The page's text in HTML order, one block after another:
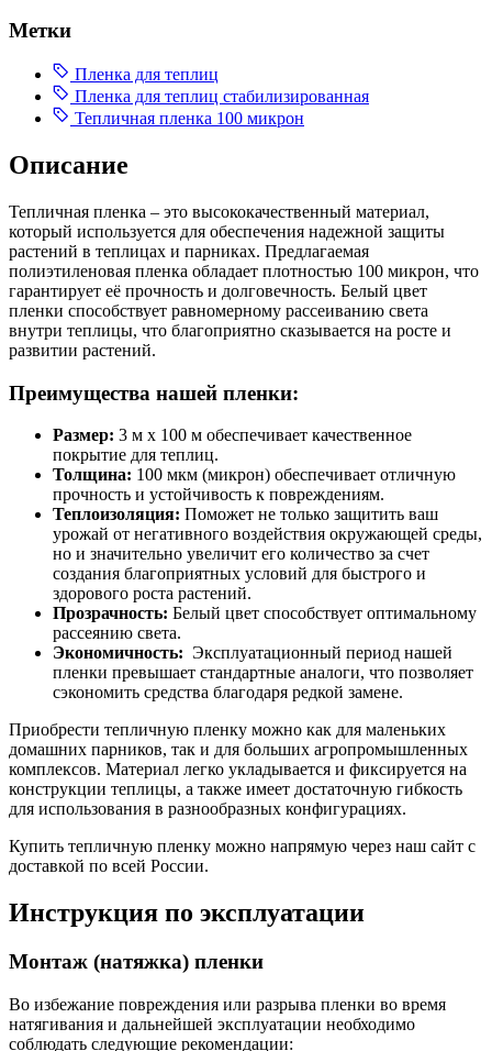
Метки
Пленка для теплиц
Пленка для теплиц стабилизированная
Тепличная пленка 100 микрон
Описание
Тепличная пленка – это высококачественный материал,
который используется для обеспечения надежной защиты
растений в теплицах и парниках. Предлагаемая
полиэтиленовая пленка обладает плотностью 100 микрон, что
гарантирует её прочность и долговечность. Белый цвет
пленки способствует равномерному рассеиванию света
внутри теплицы, что благоприятно сказывается на росте и
развитии растений.
Преимущества нашей пленки:
Размер: 3 м х 100 м обеспечивает качественное
покрытие для теплиц.
Толщина: 100 мкм (микрон) обеспечивает отличную
прочность и устойчивость к повреждениям.
Теплоизоляция: Поможет не только защитить ваш
урожай от негативного воздействия окружающей среды,
но и значительно увеличит его количество за счет
создания благоприятных условий для быстрого и
здорового роста растений.
Прозрачность: Белый цвет способствует оптимальному
рассеянию света.
Экономичность: Эксплуатационный период нашей
пленки превышает стандартные аналоги, что позволяет
сэкономить средства благодаря редкой замене.
Приобрести тепличную пленку можно как для маленьких
домашних парников, так и для больших агропромышленных
комплексов. Материал легко укладывается и фиксируется на
конструкции теплицы, а также имеет достаточную гибкость
для использования в разнообразных конфигурациях.
Купить тепличную пленку можно напрямую через наш сайт с
доставкой по всей России.
Инструкция по эксплуатации
Монтаж (натяжка) пленки
Во избежание повреждения или разрыва пленки во время
натягивания и дальнейшей эксплуатации необходимо
соблюдать следующие рекомендации: